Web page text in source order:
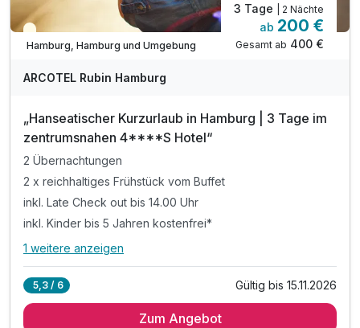
Teilweise ausgelastet
Hamburg, Hamburg und Umgebung
3 Tage | 2 Nächte
ab 200 €
Gesamt ab 400 €
ARCOTEL Rubin Hamburg
„Hanseatischer Kurzurlaub in Hamburg | 3 Tage im
zentrumsnahen 4****S Hotel“
2 Übernachtungen
2 x reichhaltiges Frühstück vom Buffet
inkl. Late Check out bis 14.00 Uhr
inkl. Kinder bis 5 Jahren kostenfrei*
Alle Inklusivleistungen
2 x reichhaltiges Frühstück vom Buffet
1 weitere anzeigen
5,3 / 6 Gültig bis 15.11.2026
Zum Angebot